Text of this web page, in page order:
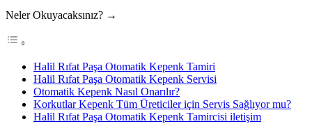
Neler Okuyacaksınız? →
Halil Rıfat Paşa Otomatik Kepenk Tamiri
Halil Rıfat Paşa Otomatik Kepenk Servisi
Otomatik Kepenk Nasıl Onarılır?
Korkutlar Kepenk Tüm Üreticiler için Servis Sağlıyor mu?
Halil Rıfat Paşa Otomatik Kepenk Tamircisi iletişim